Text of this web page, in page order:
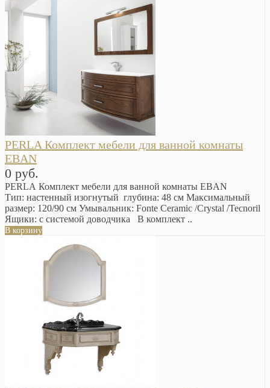
PERLA Комплект мебели для ванной комнаты
EBAN
0 руб.
PERLA Комплект мебели для ванной комнаты EBAN
Тип: настенный изогнутый глубина: 48 см Максимальный
размер: 120/90 см Умывальник: Fonte Ceramic /Crystal /Tecnoril
Ящики: с системой доводчика В комплект ..
В корзину